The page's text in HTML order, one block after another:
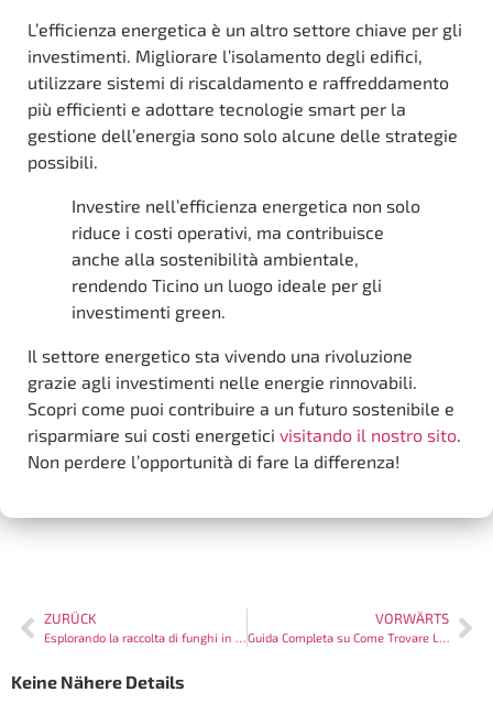
L’efficienza energetica è un altro settore chiave per gli
investimenti. Migliorare l’isolamento degli edifici,
utilizzare sistemi di riscaldamento e raffreddamento
più efficienti e adottare tecnologie smart per la
gestione dell’energia sono solo alcune delle strategie
possibili.
Investire nell’efficienza energetica non solo
riduce i costi operativi, ma contribuisce
anche alla sostenibilità ambientale,
rendendo Ticino un luogo ideale per gli
investimenti green.
Il settore energetico sta vivendo una rivoluzione
grazie agli investimenti nelle energie rinnovabili.
Scopri come puoi contribuire a un futuro sostenibile e
risparmiare sui costi energetici visitando il nostro sito.
Non perdere l’opportunità di fare la differenza!
ZURÜCK
Esplorando la raccolta di funghi in Ticino: Guida e consigli per principianti
VORWÄRTS
Guida Completa su Come Trovare Lavoro in Ticino
Keine Nähere Details